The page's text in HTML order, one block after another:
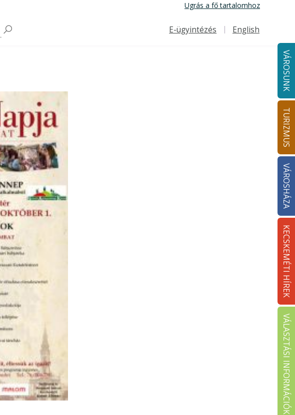
Ugrás a fő tartalomhoz
Felső navigáció
E-ügyintézés English
VÁROSUNK
TURIZMUS
VÁROSHÁZA
KECSKEMÉTI HÍREK
VÁLASZTÁSI INFORMÁCIÓK